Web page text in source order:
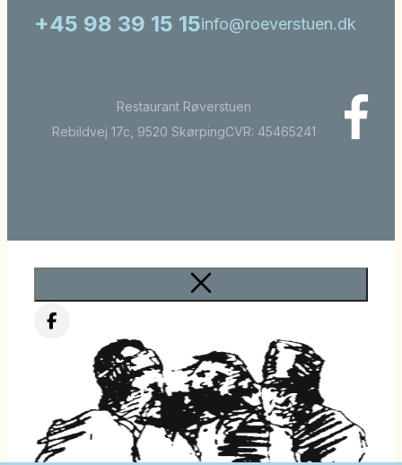
+45 98 39 15 15info@roeverstuen.dk
Restaurant Røverstuen
Rebildvej 17c, 9520 SkørpingCVR: 45465241